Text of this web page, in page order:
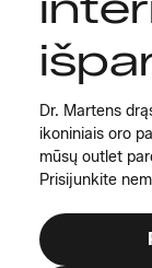
Dr. Martens
ikoniniais oro
mūsų outlet
Prisijunkite